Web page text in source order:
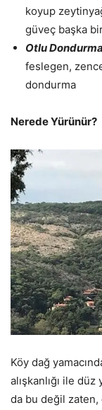
koyup
güveç başka
Otlu
feslegen,
dondurma
Nerede Yürünür?
Köy dağ
alışkanlığı ile
da bu değil zaten,